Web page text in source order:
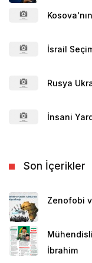
İsrail
Rusya
İnsani
Son İçerikler
Zenofobi
İbrahim